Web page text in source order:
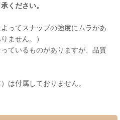
ください。
ってスナップの強度にムラがあ
ません。）
ているものがありますが、品質
は付属しておりません。